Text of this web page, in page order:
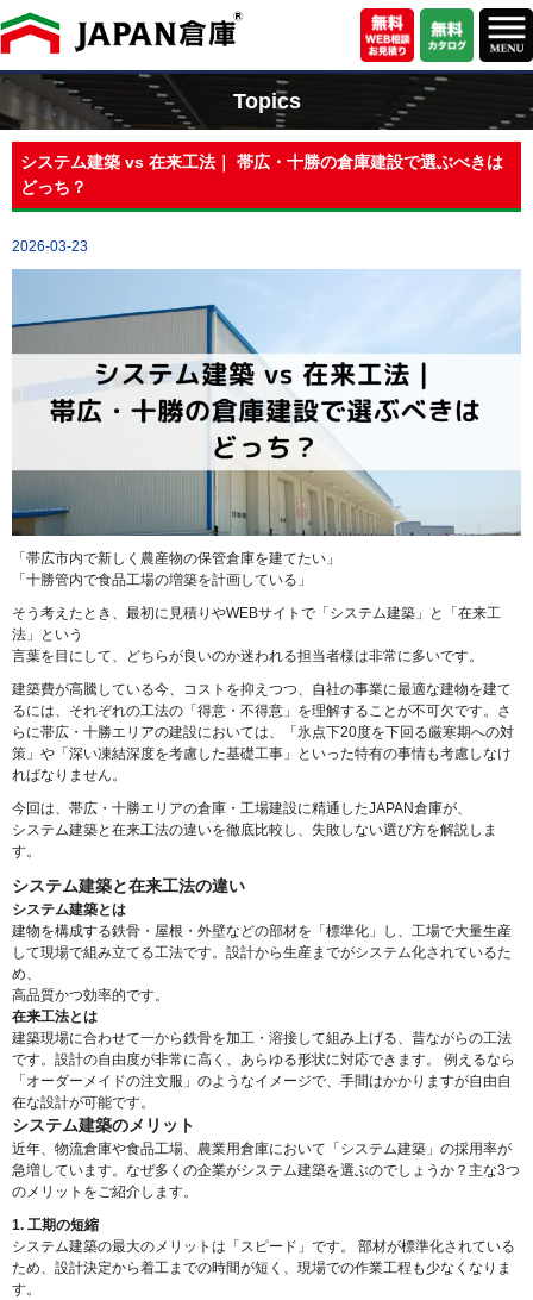
Topics
システム建築 vs 在来工法｜ 帯広・十勝の倉庫建設で選ぶべきは
どっち？
2026-03-23
「帯広市内で新しく農産物の保管倉庫を建てたい」
「十勝管内で食品工場の増築を計画している」
そう考えたとき、最初に見積りやWEBサイトで「システム建築」と「在来工
法」という
言葉を目にして、どちらが良いのか迷われる担当者様は非常に多いです。
建築費が高騰している今、コストを抑えつつ、自社の事業に最適な建物を建て
るには、それぞれの工法の「得意・不得意」を理解することが不可欠です。さ
らに帯広・十勝エリアの建設においては、「氷点下20度を下回る厳寒期への対
策」や「深い凍結深度を考慮した基礎工事」といった特有の事情も考慮しなけ
ればなりません。
今回は、帯広・十勝エリアの倉庫・工場建設に精通したJAPAN倉庫が、
システム建築と在来工法の違いを徹底比較し、失敗しない選び方を解説しま
す。
システム建築と在来工法の違い
システム建築とは
建物を構成する鉄骨・屋根・外壁などの部材を「標準化」し、工場で大量生産
して現場で組み立てる工法です。設計から生産までがシステム化されているた
め、
高品質かつ効率的です。
在来工法とは
建築現場に合わせて一から鉄骨を加工・溶接して組み上げる、昔ながらの工法
です。設計の自由度が非常に高く、あらゆる形状に対応できます。 例えるなら
「オーダーメイドの注文服」のようなイメージで、手間はかかりますが自由自
在な設計が可能です。
システム建築のメリット
近年、物流倉庫や食品工場、農業用倉庫において「システム建築」の採用率が
急増しています。なぜ多くの企業がシステム建築を選ぶのでしょうか？主な3つ
のメリットをご紹介します。
1. 工期の短縮
システム建築の最大のメリットは「スピード」です。 部材が標準化されている
ため、設計決定から着工までの時間が短く、現場での作業工程も少なくなりま
す。